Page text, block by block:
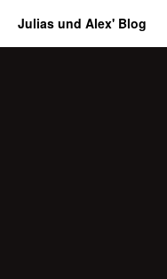
Julias und Alex' Blog